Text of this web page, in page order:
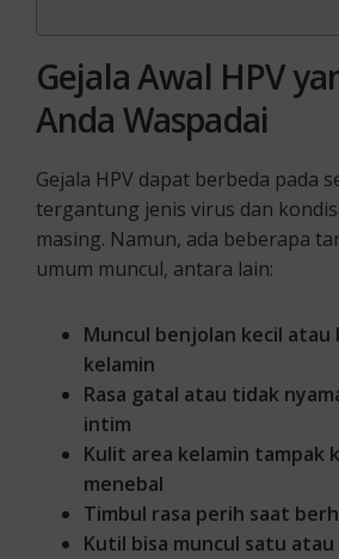
Gejala Awal HPV
Anda Waspadai
Gejala HPV dapat berbeda pada
tergantung jenis virus dan
masing. Namun, ada beberapa
umum muncul, antara lain:
Muncul benjolan kecil atau
kelamin
Rasa gatal atau tidak
intim
Kulit area kelamin tampak
menebal
Timbul rasa perih saat
Kutil bisa muncul satu